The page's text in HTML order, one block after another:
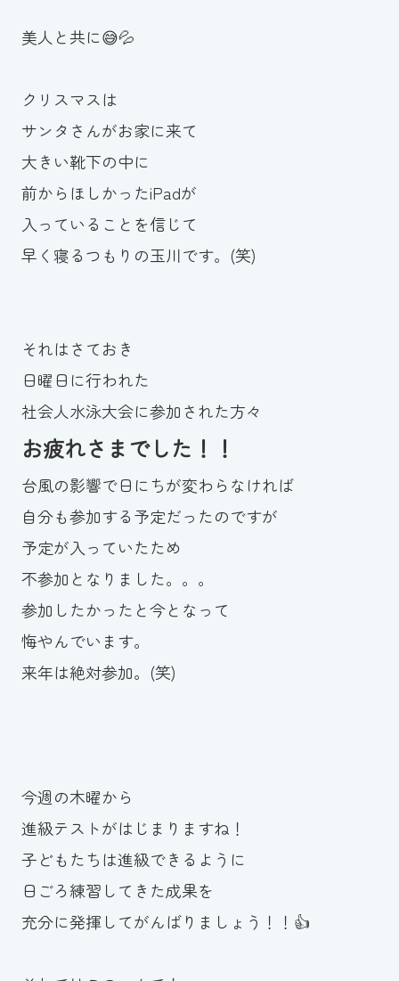
美人と共に😅💦
クリスマスは
サンタさんがお家に来て
大きい靴下の中に
前からほしかったiPadが
入っていることを信じて
早く寝るつもりの玉川です。(笑)
それはさておき
日曜日に行われた
社会人水泳大会に参加された方々
お疲れさまでした！！
台風の影響で日にちが変わらなければ
自分も参加する予定だったのですが
予定が入っていたため
不参加となりました。。。
参加したかったと今となって
悔やんでいます。
来年は絶対参加。(笑)
今週の木曜から
進級テストがはじまりますね！
子どもたちは進級できるように
日ごろ練習してきた成果を
充分に発揮してがんばりましょう！！👍